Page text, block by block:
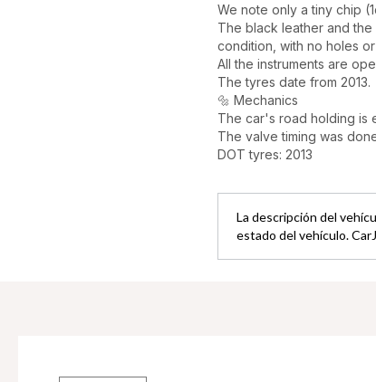
We note only a tiny chip
The black leather and
condition, with no holes
All the instruments are
The tyres date from 2013.
🔩 Mechanics
The car's road holding is
The valve timing was
DOT tyres: 2013
La descripción del
estado del vehículo.